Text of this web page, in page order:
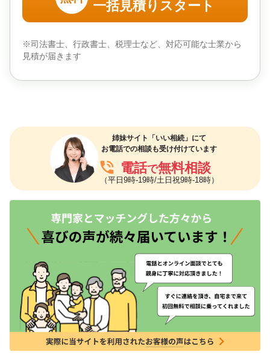
一括見積りスタート
※司法書士、行政書士、税理士など、対応可能な士業から
見積が届きます
姉妹サイト「いい相続」にて
お電話での相談も受け付けています
phone_in_talk 電話で無料相談
（平日9時-19時/土日祝9時-18時）